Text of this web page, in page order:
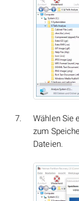
Wählen Sie
zum
Dateien.